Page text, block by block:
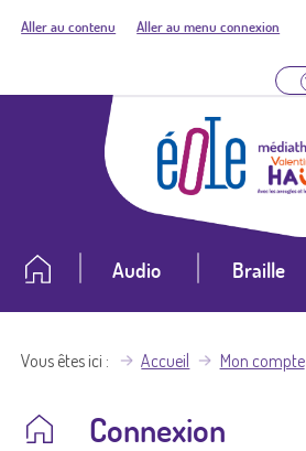
Aller au contenu Aller au menu connexion
Audio Braille
Vous êtes ici Accueil Mon compte
Connexion